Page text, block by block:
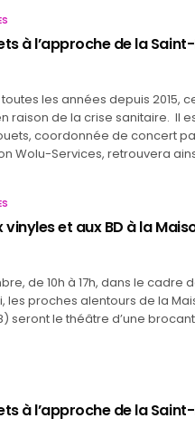
à l’approche de la
les années depuis 2015,
raison de la crise sanitaire. Il
coordonnée de concert
Wolu-Services, retrouvera
vinyles et aux BD à la
de 10h à 17h, dans le cadre
les proches alentours de la
seront le théâtre d’une
à l’approche de la